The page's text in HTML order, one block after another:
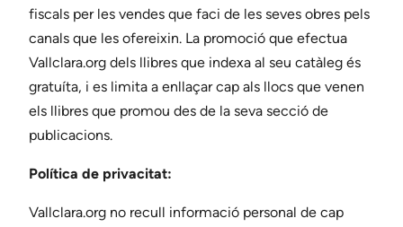
fiscals per les vendes que faci de les seves obres pels
canals que les ofereixin. La promoció que efectua
Vallclara.org dels llibres que indexa al seu catàleg és
gratuíta, i es limita a enllaçar cap als llocs que venen
els llibres que promou des de la seva secció de
publicacions.
Política de privacitat:
Vallclara.org no recull informació personal de cap